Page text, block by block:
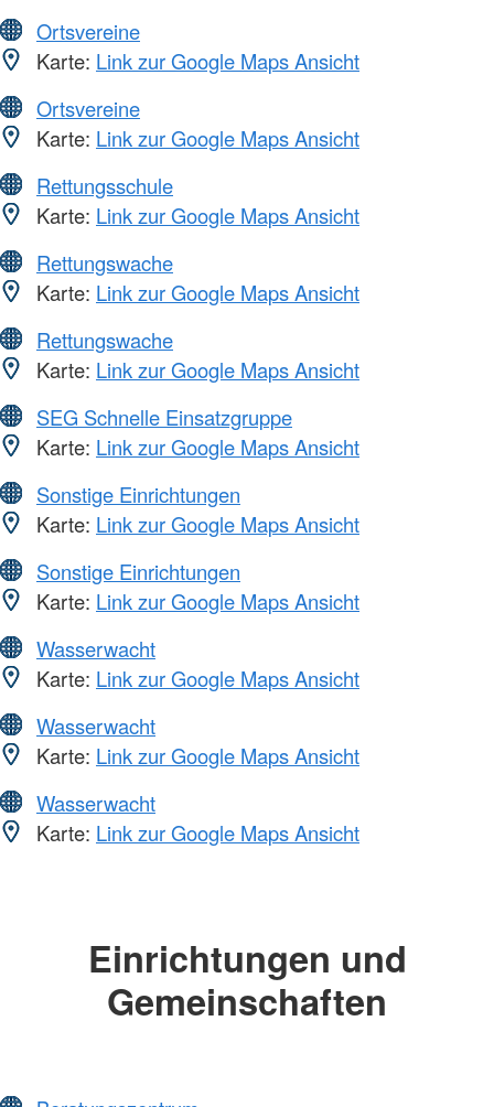
Ortsvereine
Karte: Link zur Google Maps Ansicht
Ortsvereine
Karte: Link zur Google Maps Ansicht
Rettungsschule
Karte: Link zur Google Maps Ansicht
Rettungswache
Karte: Link zur Google Maps Ansicht
Rettungswache
Karte: Link zur Google Maps Ansicht
SEG Schnelle Einsatzgruppe
Karte: Link zur Google Maps Ansicht
Sonstige Einrichtungen
Karte: Link zur Google Maps Ansicht
Sonstige Einrichtungen
Karte: Link zur Google Maps Ansicht
Wasserwacht
Karte: Link zur Google Maps Ansicht
Wasserwacht
Karte: Link zur Google Maps Ansicht
Wasserwacht
Karte: Link zur Google Maps Ansicht
Einrichtungen und
Gemeinschaften